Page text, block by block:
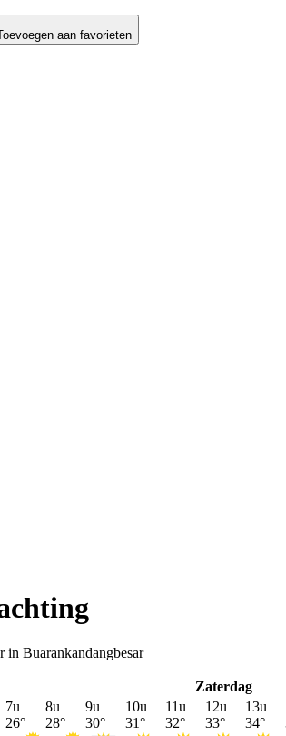
aan favorieten
in Buarankandangbesar
Zaterdag
7u
26°
8u
28°
9u
30°
10u
31°
11u
32°
12u
33°
13u
34°